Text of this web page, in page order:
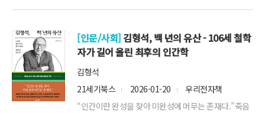
[인문/사회] 김형석, 백 년의 유산 - 106세 철학
자가 길어 올린 최후의 인간학
김형석
21세기북스
2026-01-20
우리전자책
“인간이란 완성을 찾아 미완성에 머무는 존재다.”죽음